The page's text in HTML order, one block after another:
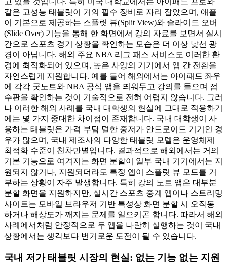
같은 고성능 태블릿이 거의 필수 장비로 자리 잡았으며, 애플
이 기본으로 제공하는 스플릿 뷰(Split View)와 슬라이드 오버
(Slide Over) 기능을 통해 한 화면에서 강의 자료를 보면서 실시
간으로 스포츠 경기 상황을 확인하는 모습은 더 이상 낯선 광
경이 아닙니다. 해외 주요 NBA 리그 패스 서비스도 이러한 환
경에 최적화되어 있으며, 높은 사양의 기기에서 앱 간 전환을
자연스럽게 지원합니다. 예를 들어 해외에서는 아이패드 좌우
에 각각 굿노트와 NBA 공식 앱을 띄워두고 강의를 들으며 점
수판을 확인하는 것이 기술적으로 전혀 어렵지 않습니다. 그러
나 이러한 해외 사례를 국내 대학생의 현실에 그대로 적용하기
에는 몇 가지 중대한 차이점이 존재합니다. 국내 대학생이 사
용하는 태블릿은 가격 부담 덜한 중저가 안드로이드 기기인 경
우가 많으며, 국내 제조사의 다양한 태블릿 모델은 운영체제
최적화 수준이 천차만별입니다. 결과적으로 해외에서는 거의
기본 기능으로 여겨지는 화면 분할이 일부 국내 기기에서는 지
원되지 않거나, 지원되더라도 특정 앱이 스플릿 뷰 모드를 거
부하는 상황이 자주 발생합니다. 특히 강의 노트 앱은 대부분
분할 화면을 지원하지만, 실시간 스포츠 중계 앱이나 스트리밍
사이트는 모바일 브라우저 기반 특성상 화면 분할 시 오작동
하거나 해상도가 깨지는 문제를 일으키곤 합니다. 따라서 해외
사례에서처럼 안정적으로 두 앱을 나란히 실행하는 것이 국내
상황에서는 생각보다 번거로운 도전이 될 수 있습니다.
국내 저가 태블릿 시장의 현실: 없는 기능 없는 지원